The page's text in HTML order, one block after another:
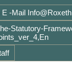
-mail
Statutory-